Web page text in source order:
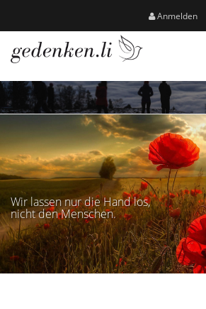
Anmelden
Wir lassen nur die Hand los,
nicht den Menschen.